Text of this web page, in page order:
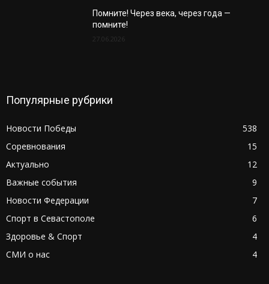
Помните! Через века, через года —
помните!
27.06.2026
Популярные рубрики
Новости Победы
538
Соревнования
15
Актуально
12
Важные события
9
Новости Федерации
7
Спорт в Севастополе
6
Здоровье & Спорт
4
СМИ о нас
4